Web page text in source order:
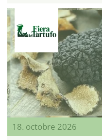
18. octobre 2026